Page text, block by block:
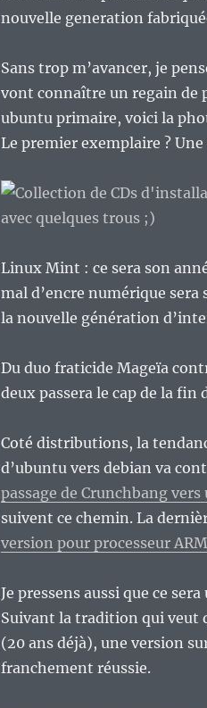
nouvelle generation
Sans trop m’avancer, je
vont connaître un regain de
ubuntu primaire, voici la
Le premier exemplaire ?
Linux Mint : ce sera son
mal d’encre numérique
la nouvelle génération
Du duo fraticide Mageïa
deux passera le cap de la fin
Coté distributions, la
d’ubuntu vers debian va
passage de Crunchbang vers
suivent ce chemin. La
version pour processeur ARM
Je pressens aussi que ce
Suivant la tradition qui veut
(20 ans déjà), une version
franchement réussie.